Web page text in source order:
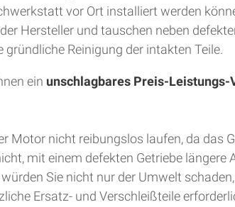
vor Ort installiert werden
Hersteller und tauschen neben
Reinigung der intakten Teile.
ein unschlagbares Preis-Leistungs-
Motor nicht reibungslos laufen, da
mit einem defekten Getriebe
Sie nicht nur der Umwelt
Ersatz- und Verschleißteile